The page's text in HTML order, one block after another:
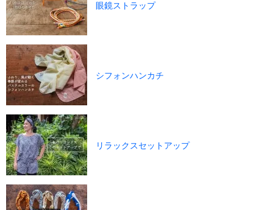
眼鏡ストラップ
シフォンハンカチ
リラックスセットアップ